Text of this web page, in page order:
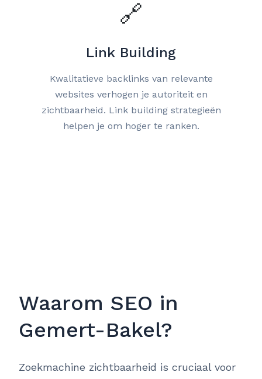
🔗
Link Building
Kwalitatieve backlinks van relevante
websites verhogen je autoriteit en
zichtbaarheid. Link building strategieën
helpen je om hoger te ranken.
Waarom SEO in
Gemert-Bakel?
Zoekmachine zichtbaarheid is cruciaal voor